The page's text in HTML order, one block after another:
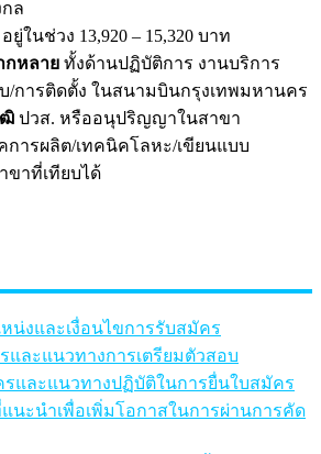
ล
ยู่ในช่วง 13,920 – 15,320 บาท
กหลาย ทั้งด้านปฏิบัติการ งานบริการ
/การติดตั้ง ในสนามบินกรุงเทพมหานคร
ปวส. หรืออนุปริญญาในสาขา
การผลิต/เทคนิคโลหะ/เขียนแบบ
ขาที่เทียบได้
น่งและเงื่อนไขการรับสมัคร
ละแนวทางการเตรียมตัวสอบ
และแนวทางปฏิบัติในการยื่นใบสมัคร
นะนำเพื่อเพิ่มโอกาสในการผ่านการคัด